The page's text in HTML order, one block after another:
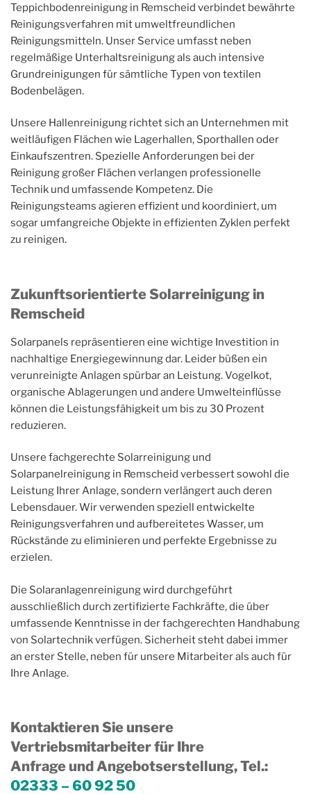
Teppichbodenreinigung in Remscheid verbindet bewährte
Reinigungsverfahren mit umweltfreundlichen
Reinigungsmitteln. Unser Service umfasst neben
regelmäßige Unterhaltsreinigung als auch intensive
Grundreinigungen für sämtliche Typen von textilen
Bodenbelägen.
Unsere Hallenreinigung richtet sich an Unternehmen mit
weitläufigen Flächen wie Lagerhallen, Sporthallen oder
Einkaufszentren. Spezielle Anforderungen bei der
Reinigung großer Flächen verlangen professionelle
Technik und umfassende Kompetenz. Die
Reinigungsteams agieren effizient und koordiniert, um
sogar umfangreiche Objekte in effizienten Zyklen perfekt
zu reinigen.
Zukunftsorientierte Solarreinigung in
Remscheid
Solarpanels repräsentieren eine wichtige Investition in
nachhaltige Energiegewinnung dar. Leider büßen ein
verunreinigte Anlagen spürbar an Leistung. Vogelkot,
organische Ablagerungen und andere Umwelteinflüsse
können die Leistungsfähigkeit um bis zu 30 Prozent
reduzieren.
Unsere fachgerechte Solarreinigung und
Solarpanelreinigung in Remscheid verbessert sowohl die
Leistung Ihrer Anlage, sondern verlängert auch deren
Lebensdauer. Wir verwenden speziell entwickelte
Reinigungsverfahren und aufbereitetes Wasser, um
Rückstände zu eliminieren und perfekte Ergebnisse zu
erzielen.
Die Solaranlagenreinigung wird durchgeführt
ausschließlich durch zertifizierte Fachkräfte, die über
umfassende Kenntnisse in der fachgerechten Handhabung
von Solartechnik verfügen. Sicherheit steht dabei immer
an erster Stelle, neben für unsere Mitarbeiter als auch für
Ihre Anlage.
Kontaktieren Sie unsere
Vertriebsmitarbeiter für Ihre
Anfrage und Angebotserstellung, Tel.:
02333 – 60 92 50